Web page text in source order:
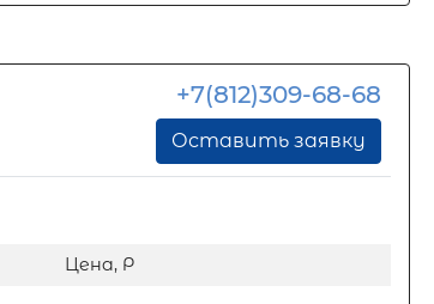
+7(812)309-68-68
Оставить заявку
Цена, Р